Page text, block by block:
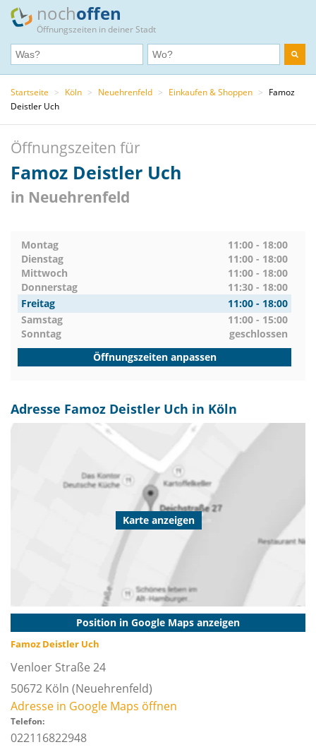
nochoffen
Öffnungszeiten in deiner Stadt
Startseite > Köln > Neuehrenfeld > Einkaufen & Shoppen > Famoz
Deistler Uch
Öffnungszeiten für
Famoz Deistler Uch
in Neuehrenfeld
Montag
11:00 - 18:00
Dienstag
11:00 - 18:00
Mittwoch
11:00 - 18:00
Donnerstag
11:30 - 18:00
Freitag
11:00 - 18:00
Samstag
11:00 - 15:00
Sonntag
geschlossen
Öffnungszeiten anpassen
Adresse Famoz Deistler Uch in Köln
Karte anzeigen
Position in Google Maps anzeigen
Famoz Deistler Uch
Venloer Straße 24
50672 Köln (Neuehrenfeld)
Adresse in Google Maps öffnen
Telefon:
022116822948